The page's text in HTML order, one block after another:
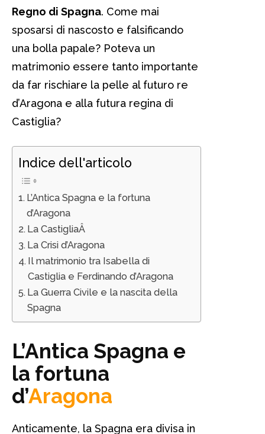
Regno di Spagna. Come mai
sposarsi di nascosto e falsificando
una bolla papale? Poteva un
matrimonio essere tanto importante
da far rischiare la pelle al futuro re
d’Aragona e alla futura regina di
Castiglia?
Indice dell'articolo
L’Antica Spagna e la fortuna
d’Aragona
La CastigliaÂ
La Crisi d’Aragona
Il matrimonio tra Isabella di
Castiglia e Ferdinando d’Aragona
La Guerra Civile e la nascita della
Spagna
L’Antica Spagna e
la fortuna
d’Aragona
Anticamente, la Spagna era divisa in